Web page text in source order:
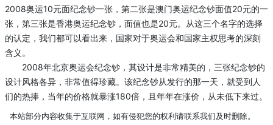
2008奥运10元面纪念钞一张，第二张是澳门奥运纪念钞面值20元的一
张，第三张是香港奥运纪念钞，面值也是20元。从这三个名字的选择
的认定，我们都可以看出来，国家对于奥运会和国家主权思考的深刻
含义。
2008年北京奥运会纪念钞，其设计是非常精美的，三张纪念钞的
设计风格各异，非常值得珍藏。该纪念钞从发行的那一天，就受到人
们的热捧，当年的价格就暴涨180倍，且年年在涨价，从未低下来过。
本站部分内容收集于互联网，如有侵犯您的权利请联系我们及时删除。